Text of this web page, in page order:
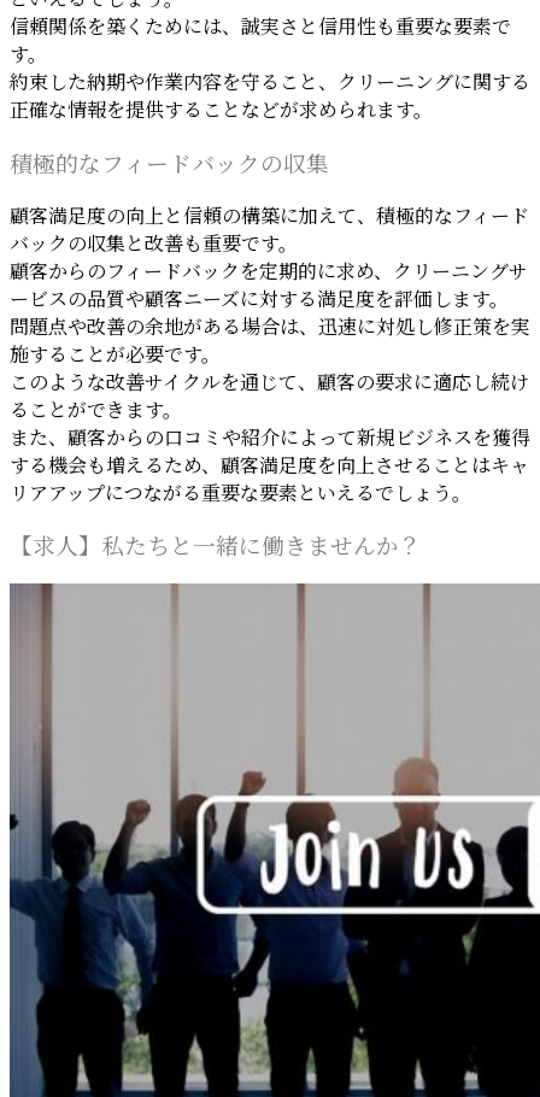
信頼関係を築くためには、誠実さと信用性も重要な要素で
す。
約束した納期や作業内容を守ること、クリーニングに関する
正確な情報を提供することなどが求められます。
積極的なフィードバックの収集
顧客満足度の向上と信頼の構築に加えて、積極的なフィード
バックの収集と改善も重要です。
顧客からのフィードバックを定期的に求め、クリーニングサ
ービスの品質や顧客ニーズに対する満足度を評価します。
問題点や改善の余地がある場合は、迅速に対処し修正策を実
施することが必要です。
このような改善サイクルを通じて、顧客の要求に適応し続け
ることができます。
また、顧客からの口コミや紹介によって新規ビジネスを獲得
する機会も増えるため、顧客満足度を向上させることはキャ
リアアップにつながる重要な要素といえるでしょう。
【求人】私たちと一緒に働きませんか？